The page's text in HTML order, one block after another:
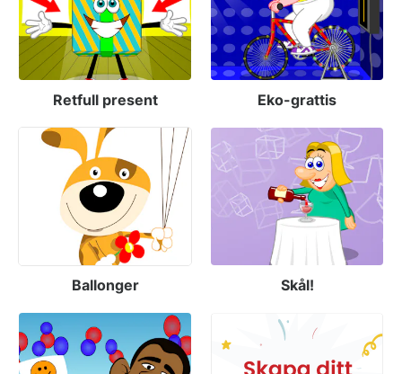
Retfull present Eko-grattis
Ballonger Skål!